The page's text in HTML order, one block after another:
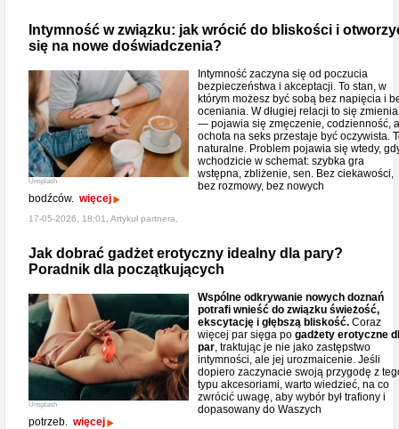
Intymność w związku: jak wrócić do bliskości i
się na nowe doświadczenia?
Unsplash
Intymność zaczyna się od poczucia
bezpieczeństwa i akceptacji. To stan, w
którym możesz być sobą bez napięcia i
oceniania. W długiej relacji to się zmienia
— pojawia się zmęczenie, codzienność, a
ochota na seks przestaje być oczywista.
naturalne. Problem pojawia się wtedy,
wchodzicie w schemat: szybka gra
wstępna, zbliżenie, sen. Bez ciekawości,
bez rozmowy, bez nowych
bodźców. więcej
17-05-2026, 18:01, Artykuł partnera,
Jak dobrać gadżet erotyczny idealny dla pary?
Poradnik dla początkujących
Unsplash
Wspólne odkrywanie nowych doznań
potrafi wnieść do związku świeżość,
ekscytację i głębszą bliskość. Coraz
więcej par sięga po gadżety erotyczne
par, traktując je nie jako zastępstwo
intymności, ale jej urozmaicenie. Jeśli
dopiero zaczynacie swoją przygodę z
typu akcesoriami, warto wiedzieć, na co
zwrócić uwagę, aby wybór był trafiony i
dopasowany do Waszych
potrzeb. więcej